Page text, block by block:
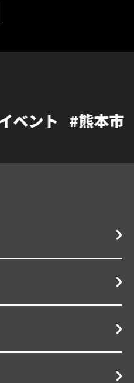
#熊本市 #カフェ